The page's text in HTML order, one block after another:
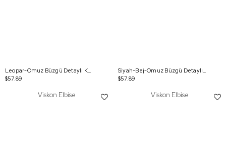
Leopar-Omuz Büzgü Detaylı Kuşaklı Elbise
$57.89
Siyah-Bej-Omuz Büzgü Detaylı Kuşaklı Elbise
$57.89
Viskon Elbise Viskon Elbise